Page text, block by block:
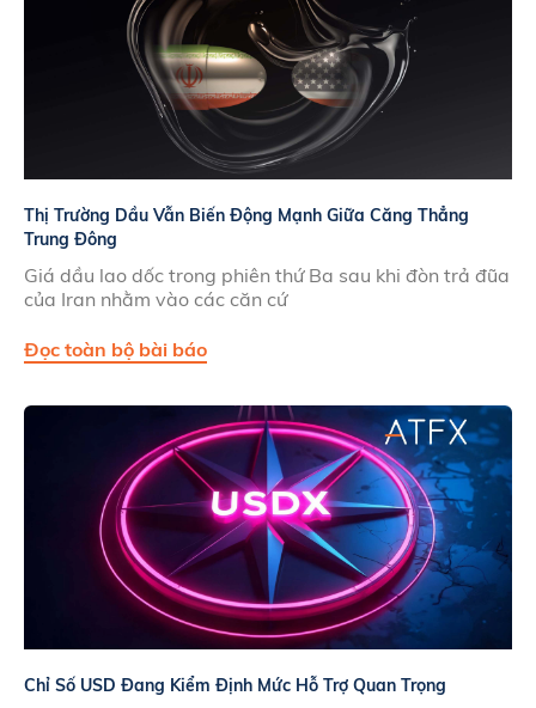
Thị Trường Dầu Vẫn Biến Động Mạnh Giữa Căng Thẳng
Trung Đông
Giá dầu lao dốc trong phiên thứ Ba sau khi đòn trả đũa
của Iran nhằm vào các căn cứ
Đọc toàn bộ bài báo
Chỉ Số USD Đang Kiểm Định Mức Hỗ Trợ Quan Trọng